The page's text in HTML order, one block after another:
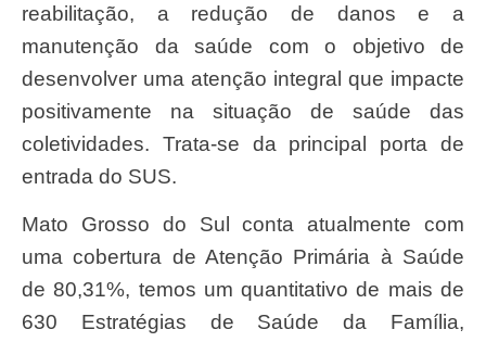
reabilitação, a redução de danos e a
manutenção da saúde com o objetivo de
desenvolver uma atenção integral que impacte
positivamente na situação de saúde das
coletividades. Trata-se da principal porta de
entrada do SUS.
Mato Grosso do Sul conta atualmente com
uma cobertura de Atenção Primária à Saúde
de 80,31%, temos um quantitativo de mais de
630 Estratégias de Saúde da Família,